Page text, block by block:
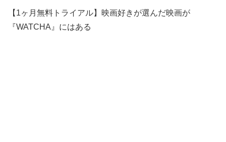
【1ヶ月無料トライアル】映画好きが選んだ映画が
『WATCHA』にはある